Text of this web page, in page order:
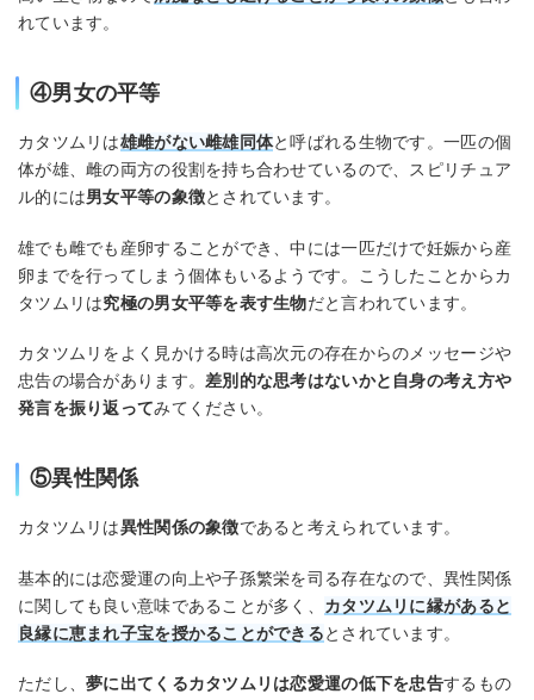
れています。
④男女の平等
カタツムリは雄雌がない雌雄同体と呼ばれる生物です。一匹の個
体が雄、雌の両方の役割を持ち合わせているので、スピリチュア
ル的には男女平等の象徴とされています。
雄でも雌でも産卵することができ、中には一匹だけで妊娠から産
卵までを行ってしまう個体もいるようです。こうしたことからカ
タツムリは究極の男女平等を表す生物だと言われています。
カタツムリをよく見かける時は高次元の存在からのメッセージや
忠告の場合があります。 差別的な思考はないかと自身の考え方や
発言を振り返ってみてください。
⑤異性関係
カタツムリは異性関係の象徴であると考えられています。
基本的には恋愛運の向上や子孫繁栄を司る存在なので、異性関係
に関しても良い意味であることが多く、 カタツムリに縁があると
良縁に恵まれ子宝を授かることができるとされています。
ただし、夢に出てくるカタツムリは恋愛運の低下を忠告するもの